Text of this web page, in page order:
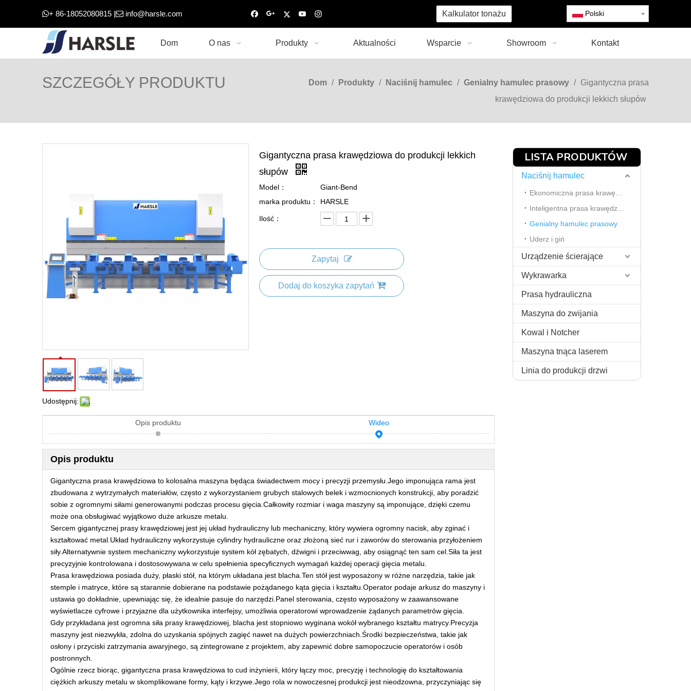
+ 86-18052080815 | info@harsle.com Kalkulator tonażu Polski
Dom O nas Produkty Aktualności Wsparcie Showroom Kontakt
SZCZEGÓŁY PRODUKTU Dom / Produkty / Naciśnij hamulec / Genialny hamulec prasowy / Gigantyczna prasa
krawędziowa do produkcji lekkich słupów
Udostępnij:
Gigantyczna prasa krawędziowa do produkcji lekkich
słupów
Model：
Giant-Bend
marka produktu：
HARSLE
Ilość：
Zapytaj
Dodaj do koszyka zapytań
Opis produktu Wideo
Opis produktu
Gigantyczna prasa krawędziowa to kolosalna maszyna będąca świadectwem mocy i precyzji przemysłu.Jego imponująca rama jest
zbudowana z wytrzymałych materiałów, często z wykorzystaniem grubych stalowych belek i wzmocnionych konstrukcji, aby poradzić
sobie z ogromnymi siłami generowanymi podczas procesu gięcia.Całkowity rozmiar i waga maszyny są imponujące, dzięki czemu
może ona obsługiwać wyjątkowo duże arkusze metalu.
Sercem gigantycznej prasy krawędziowej jest jej układ hydrauliczny lub mechaniczny, który wywiera ogromny nacisk, aby zginać i
kształtować metal.Układ hydrauliczny wykorzystuje cylindry hydrauliczne oraz złożoną sieć rur i zaworów do sterowania przyłożeniem
siły.Alternatywnie system mechaniczny wykorzystuje system kół zębatych, dźwigni i przeciwwag, aby osiągnąć ten sam cel.Siła ta jest
precyzyjnie kontrolowana i dostosowywana w celu spełnienia specyficznych wymagań każdej operacji gięcia metalu.
Prasa krawędziowa posiada duży, płaski stół, na którym układana jest blacha.Ten stół jest wyposażony w różne narzędzia, takie jak
stemple i matryce, które są starannie dobierane na podstawie pożądanego kąta gięcia i kształtu.Operator podaje arkusz do maszyny i
ustawia go dokładnie, upewniając się, że idealnie pasuje do narzędzi.Panel sterowania, często wyposażony w zaawansowane
wyświetlacze cyfrowe i przyjazne dla użytkownika interfejsy, umożliwia operatorowi wprowadzenie żądanych parametrów gięcia.
Gdy przykładana jest ogromna siła prasy krawędziowej, blacha jest stopniowo wyginana wokół wybranego kształtu matrycy.Precyzja
maszyny jest niezwykła, zdolna do uzyskania spójnych zagięć nawet na dużych powierzchniach.Środki bezpieczeństwa, takie jak
osłony i przyciski zatrzymania awaryjnego, są zintegrowane z projektem, aby zapewnić dobre samopoczucie operatorów i osób
postronnych.
Ogólnie rzecz biorąc, gigantyczna prasa krawędziowa to cud inżynierii, który łączy moc, precyzję i technologię do kształtowania
ciężkich arkuszy metalu w skomplikowane formy, kąty i krzywe.Jego rola w nowoczesnej produkcji jest nieodzowna, przyczyniając się
LISTA PRODUKTÓW
Naciśnij hamulec
Genialny hamulec prasowy
Uderz i giń
Urządzenie ścierające
Wykrawarka
Prasa hydrauliczna
Maszyna do zwijania
Kowal i Notcher
Maszyna tnąca laserem
Linia do produkcji drzwi